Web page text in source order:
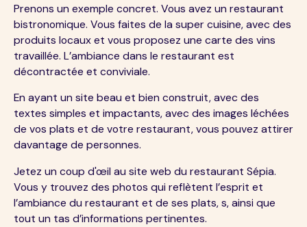
Prenons un exemple concret. Vous avez un restaurant
bistronomique. Vous faites de la super cuisine, avec des
produits locaux et vous proposez une carte des vins
travaillée. L’ambiance dans le restaurant est
décontractée et conviviale.
En ayant un site beau et bien construit, avec des
textes simples et impactants, avec des images léchées
de vos plats et de votre restaurant, vous pouvez attirer
davantage de personnes.
Jetez un coup d'œil au site web du restaurant Sépia.
Vous y trouvez des photos qui reflètent l’esprit et
l’ambiance du restaurant et de ses plats, s, ainsi que
tout un tas d’informations pertinentes.